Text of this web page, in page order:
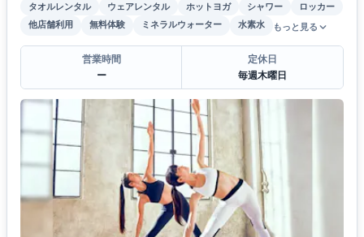
タオルレンタル ウェアレンタル ホットヨガ シャワー
ロッカー
他店舗利用
無料体験 ミネラルウォーター 水素水 もっと見る
営業時間
ー
定休日
毎週木曜日